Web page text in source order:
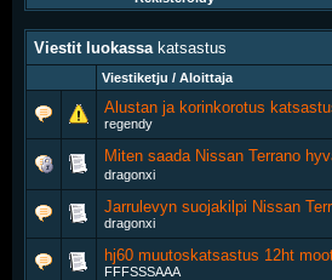
Viestit luokassa katsastus
Viestiketju / Aloittaja
Alustan ja korinkorotus
regendy
Miten saada Nissan Terrano
dragonxi
Jarrulevyn suojakilpi Nissan
dragonxi
hj60 muutoskatsastus 12ht
FFFSSSAAA